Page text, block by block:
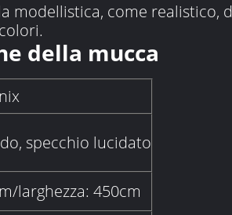
modellistica, come realistico,
della mucca
specchio lucidato
larghezza: 450cm